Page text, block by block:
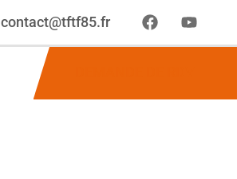
contact@tftf85.fr